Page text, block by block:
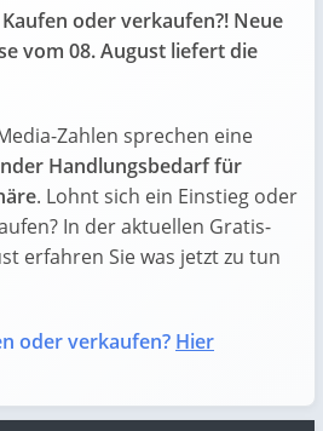
oder verkaufen?! Neue
vom 08. August liefert die
Zahlen sprechen eine
Handlungsbedarf für
. Lohnt sich ein Einstieg oder
In der aktuellen Gratis-
erfahren Sie was jetzt zu tun
oder verkaufen? Hier